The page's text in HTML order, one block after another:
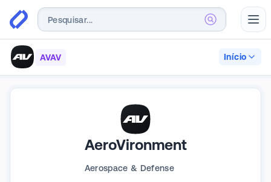
AVAV Início
AeroVironment
Aerospace & Defense